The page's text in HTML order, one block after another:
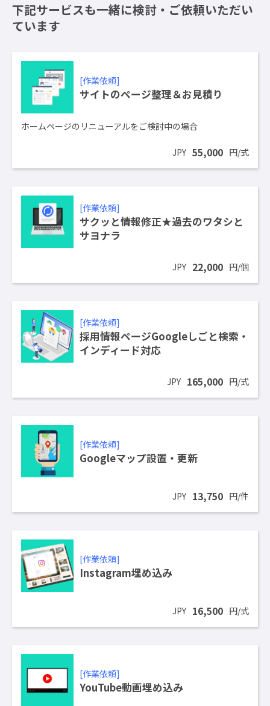
下記サービスも一緒に検討・ご依頼いただい
ています
[作業依頼]
サイトのページ整理＆お見積り
ホームページのリニューアルをご検討中の場合
JPY 55,000 円/式
[作業依頼]
サクッと情報修正★過去のワタシと
サヨナラ
JPY 22,000 円/個
[作業依頼]
採用情報ページGoogleしごと検索・
インディード対応
JPY 165,000 円/式
[作業依頼]
Googleマップ設置・更新
JPY 13,750 円/件
[作業依頼]
Instagram埋め込み
JPY 16,500 円/式
[作業依頼]
YouTube動画埋め込み